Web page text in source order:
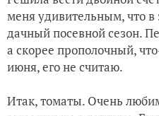
"Арткоммуналка" - есть
меня удивительным, что в
дачный посевной сезон.
а скорее прополочный,
июня, его не считаю.
Итак, томаты. Очень